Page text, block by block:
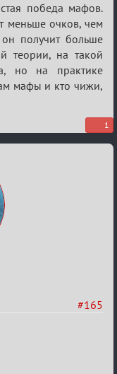
победа мафов.
меньше очков, чем
получит больше
теории, на такой
но на практике
мафы и кто чижи,
1
#165